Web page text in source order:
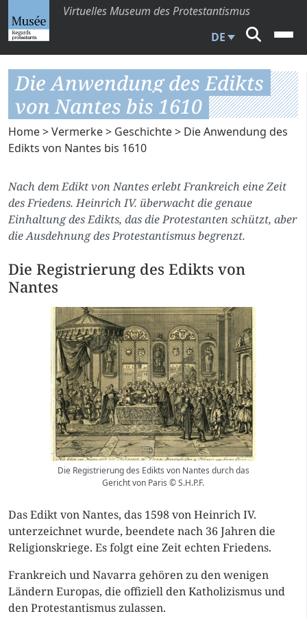
Virtuelles Museum des Protestantismus
DE
Die Anwendung des Edikts
von Nantes bis 1610
Home>Vermerke> Geschichte> Die Anwendung des
Edikts von Nantes bis 1610
Nach dem Edikt von Nantes erlebt Frankreich eine Zeit
des Friedens. Heinrich IV. überwacht die genaue
Einhaltung des Edikts, das die Protestanten schützt, aber
die Ausdehnung des Protestantismus begrenzt.
Die Registrierung des Edikts von
Nantes
Die Registrierung des Edikts von Nantes durch das
Gericht von Paris © S.H.P.F.
Das Edikt von Nantes, das 1598 von Heinrich IV.
unterzeichnet wurde, beendete nach 36 Jahren die
Religionskriege. Es folgt eine Zeit echten Friedens.
Frankreich und Navarra gehören zu den wenigen
Ländern Europas, die offiziell den Katholizismus und
den Protestantismus zulassen.